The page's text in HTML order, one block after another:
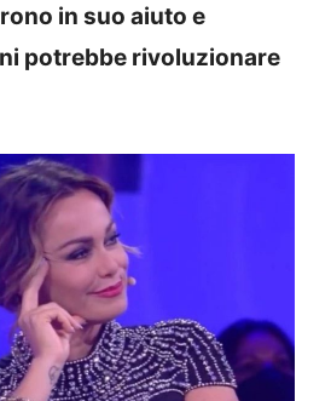
in suo aiuto e
potrebbe rivoluzionare